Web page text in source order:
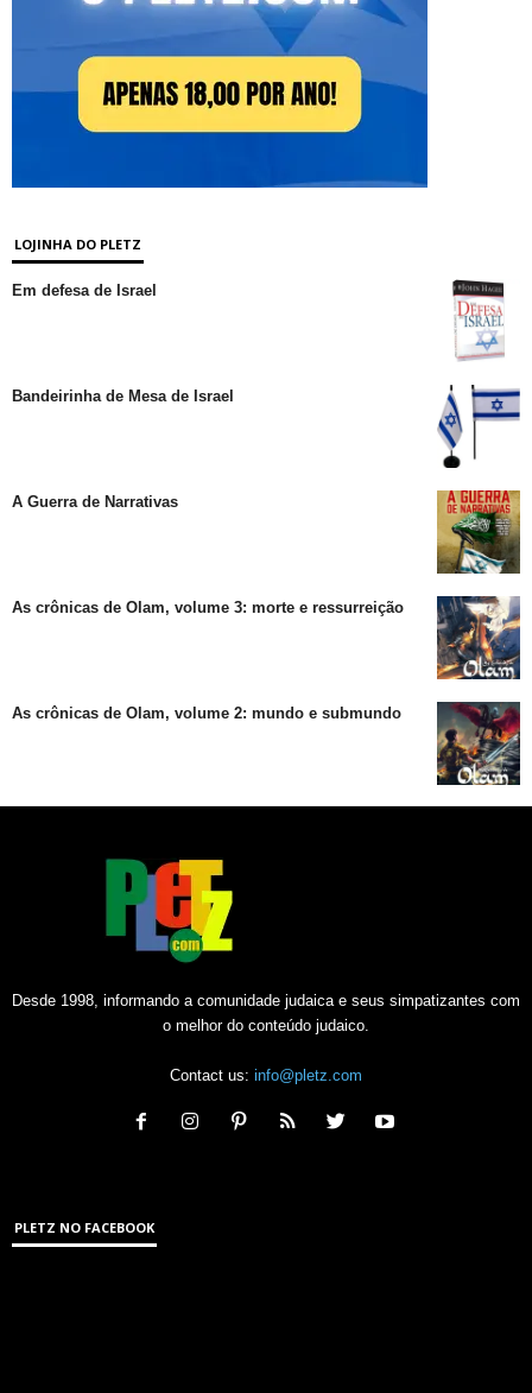
LOJINHA DO PLETZ
Em defesa de Israel
Bandeirinha de Mesa de Israel
A Guerra de Narrativas
As crônicas de Olam, volume 3: morte e ressurreição
As crônicas de Olam, volume 2: mundo e submundo
Desde 1998, informando a comunidade judaica e seus simpatizantes com
o melhor do conteúdo judaico.
Contact us: info@pletz.com
PLETZ NO FACEBOOK